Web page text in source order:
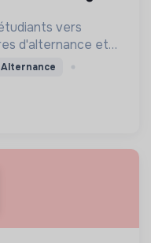
vers
d'alternance et
Alternance